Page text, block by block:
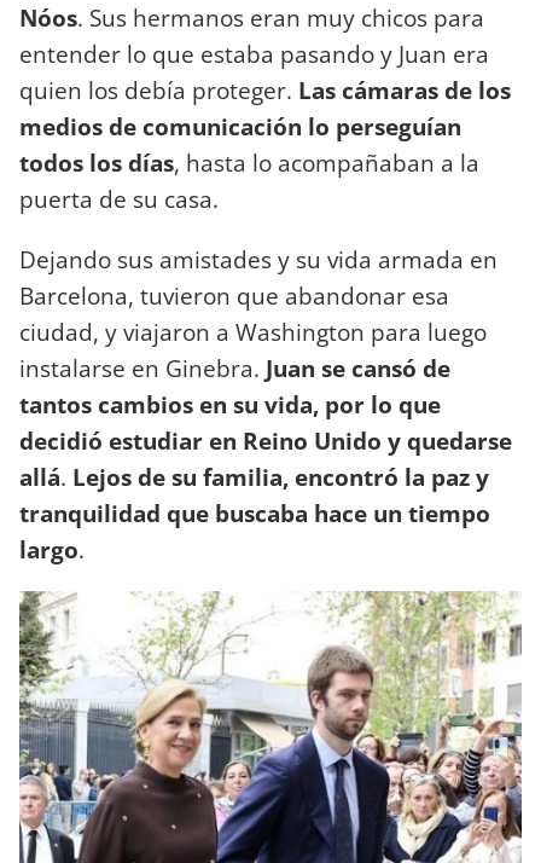
Nóos. Sus hermanos eran muy chicos para
entender lo que estaba pasando y Juan era
quien los debía proteger. Las cámaras de los
medios de comunicación lo perseguían
todos los días, hasta lo acompañaban a la
puerta de su casa.
Dejando sus amistades y su vida armada en
Barcelona, tuvieron que abandonar esa
ciudad, y viajaron a Washington para luego
instalarse en Ginebra. Juan se cansó de
tantos cambios en su vida, por lo que
decidió estudiar en Reino Unido y quedarse
allá. Lejos de su familia, encontró la paz y
tranquilidad que buscaba hace un tiempo
largo.